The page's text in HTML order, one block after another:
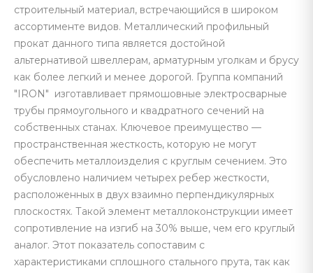
строительный материал, встречающийся в широком
ассортименте видов. Металлический профильный
прокат данного типа является достойной
альтернативой швеллерам, арматурным уголкам и брусу
как более легкий и менее дорогой. Группа компаний
"IRON" изготавливает прямошовные электросварные
трубы прямоугольного и квадратного сечений на
собственных станах. Ключевое преимущество —
пространственная жесткость, которую не могут
обеспечить металлоизделия с круглым сечением. Это
обусловлено наличием четырех ребер жесткости,
расположенных в двух взаимно перпендикулярных
плоскостях. Такой элемент металлоконструкции имеет
сопротивление на изгиб на 30% выше, чем его круглый
аналог. Этот показатель сопоставим с
характеристиками сплошного стального прута, так как